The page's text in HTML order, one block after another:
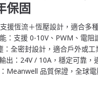
保固
援恆流＋恆壓設計，適合多
：支援 0-10V、PWM、電阻
：全密封設計，適合戶外或工
出：24V / 10A，穩定可靠，
Meanwell 品質保證，全球電